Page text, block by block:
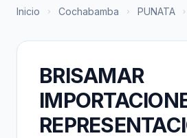
Inicio Cochabamba PUNATA
BRISAMAR